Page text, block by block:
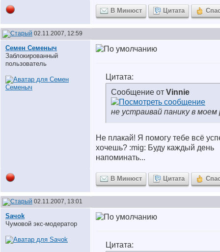
В Минюст Цитата
02.11.2007, 12:59
Семен Семеныч
Заблокированный
пользователь
Цитата:
Сообщение от Vinnie
не устраивай панику в моем
Не плакай! Я помогу тебе всё
хочешь? :mig: Буду каждый день
напоминать...
В Минюст Цитата
02.11.2007, 13:01
Saчok
Чумовой экс-модератор
Цитата: